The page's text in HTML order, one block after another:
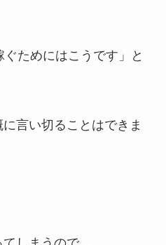
ためにはこうです」と
言い切ることはできま